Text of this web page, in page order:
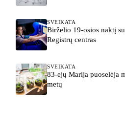
SVEIKATA
Birželio 19-osios naktį
Registrų centras
SVEIKATA
83-ejų Marija puoselėja
metų